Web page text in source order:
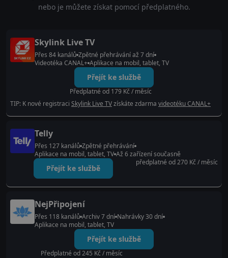
nebo je můžete získat pomocí předplatného.
Skylink Live TV
Přes 84 kanálů Zpětné přehrávání až 7 dní
Videotéka CANAL+ Aplikace na mobil, tablet, TV
Přejít ke službě
Předplatné od 179 Kč / měsíc
TIP: K nové registraci Skylink Live TVzískáte zdarma videotéku CANAL+
Telly
Přes 127 kanálů Zpětné přehrávání
Aplikace na mobil, tablet, TV Až 6 zařízení současně
Přejít ke službě
předplatné od 270 Kč / měsíc
NejPřipojení
Přes 118 kanálů Archiv 7 dní Nahrávky 30 dní
Aplikace na mobil, tablet, TV
Přejít ke službě
Předplatné od 245 Kč / měsíc